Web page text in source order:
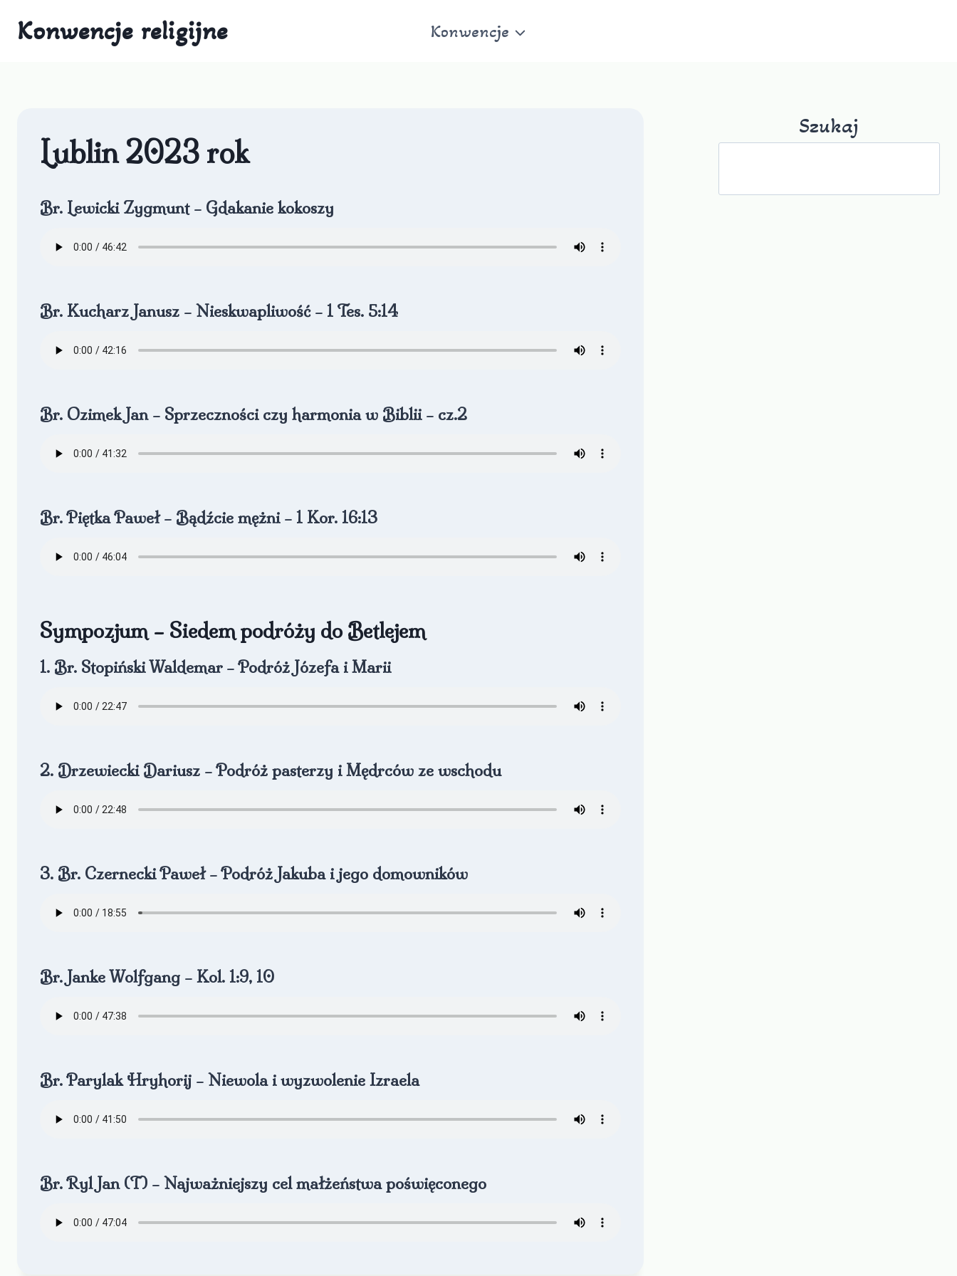
Przejdź
Konwencje religijne Konwencje
Lublin 2023 rok
Br. Lewicki Zygmunt – Gdakanie kokoszy
Br. Kucharz Janusz – Nieskwapliwość – 1 Tes. 5:14
Br. Ozimek Jan – Sprzeczności czy harmonia w Biblii – cz.2
Br. Piętka Paweł – Bądźcie mężni – 1 Kor. 16:13
Sympozjum – Siedem podróży do Betlejem
1. Br. Stopiński Waldemar – Podróż Józefa i Marii
2. Drzewiecki Dariusz – Podróż pasterzy i Mędrców ze wschodu
3. Br. Czernecki Paweł – Podróż Jakuba i jego domowników
Br. Janke Wolfgang – Kol. 1:9, 10
Br. Parylak Hryhorij – Niewola i wyzwolenie Izraela
Br. Ryl Jan (T) – Najważniejszy cel małżeństwa poświęconego
Szukaj